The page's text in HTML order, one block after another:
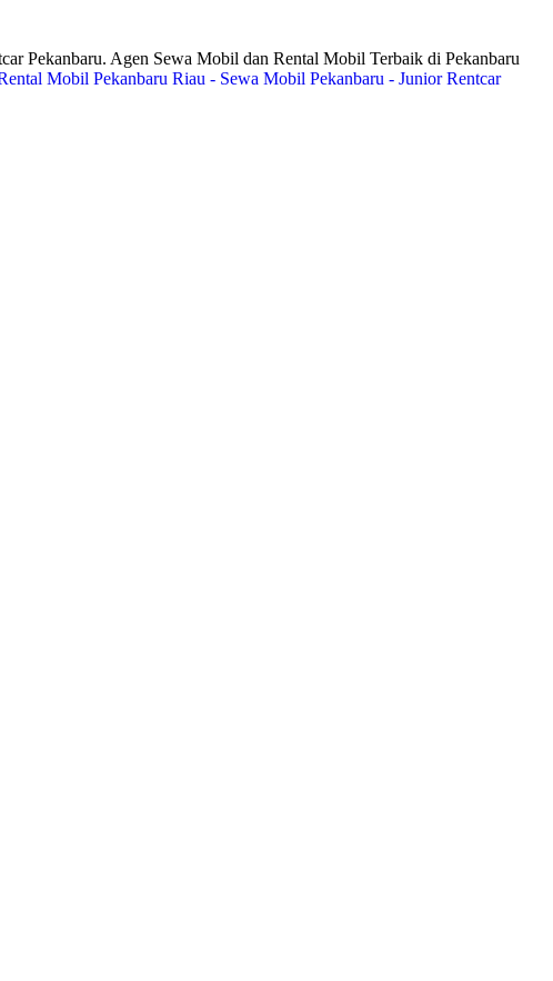
Pekanbaru. Agen Sewa Mobil dan Rental Mobil Terbaik di Pekanbaru